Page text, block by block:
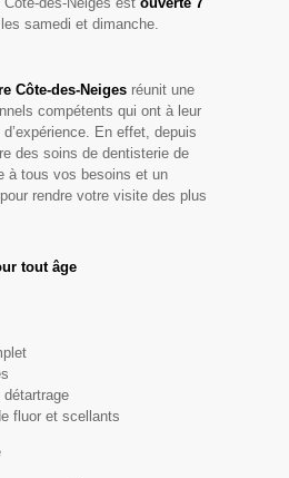
samedi et dimanche.
Côte-des-Neiges réunit une
compétents qui ont à leur
En effet, depuis
des soins de dentisterie de
à tous vos besoins et un
rendre votre visite des plus
tout âge
détartrage
fluor et scellants